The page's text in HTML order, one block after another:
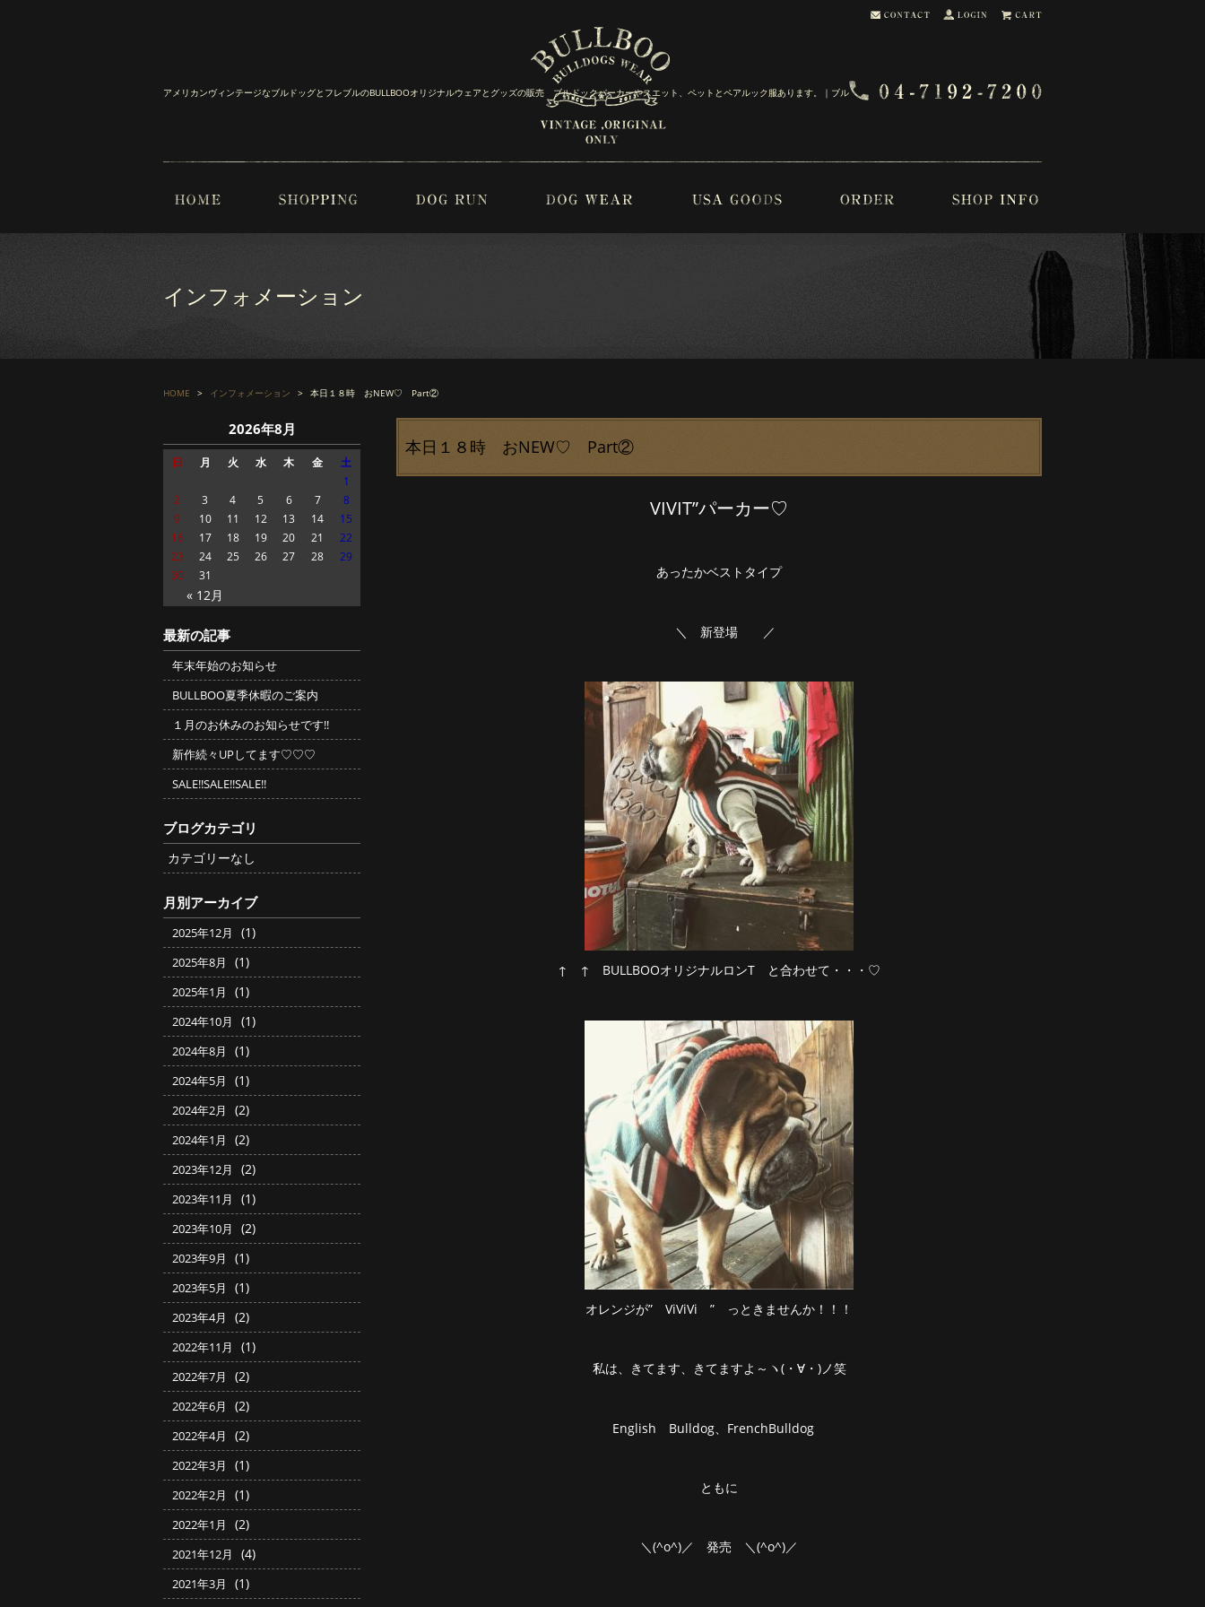
アメリカンヴィンテージなブルドッグとフレブルのBULLBOOオリジナルウェアとグッズの販売 ブルドックパーカーやスエット、ペットとペアルック服あります。｜ブル・ブー
インフォメーション
HOME インフォメーション 本日１８時 おNEW♡ Part②
本日１８時 おNEW♡ Part②
VIVIT”パーカー♡
あったかベストタイプ
＼ 新登場 ／
↑ ↑ BULLBOOオリジナルロンT と合わせて・・・♡
オレンジが” ViViVi ” っときませんか！！！
私は、きてます、きてますよ～ヽ(・∀・)ノ笑
English Bulldog、FrenchBulldog
ともに
＼(^o^)／ 発売 ＼(^o^)／
2026年8月
日 月 火 水 木 金 土
« 12月
1
2
3 4 5 6 7
8
9
10 11 12 13 14
15
16
17 18 19 20 21
22
23
24 25 26 27 28
29
30
31
最新の記事
年末年始のお知らせ
BULLBOO夏季休暇のご案内
１月のお休みのお知らせです!!
新作続々UPしてます♡♡♡
SALE!!SALE!!SALE!!
ブログカテゴリ
カテゴリーなし
月別アーカイブ
2025年12月 (1)
2025年8月 (1)
2025年1月 (1)
2024年10月 (1)
2024年8月 (1)
2024年5月 (1)
2024年2月 (2)
2024年1月 (2)
2023年12月 (2)
2023年11月 (1)
2023年10月 (2)
2023年9月 (1)
2023年5月 (1)
2023年4月 (2)
2022年11月 (1)
2022年7月 (2)
2022年6月 (2)
2022年4月 (2)
2022年3月 (1)
2022年2月 (1)
2022年1月 (2)
2021年12月 (4)
2021年3月 (1)